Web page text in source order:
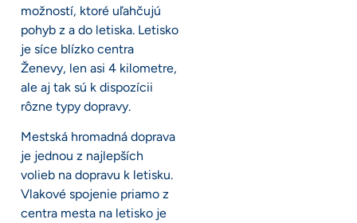
možností, ktoré uľahčujú
pohyb z a do letiska. Letisko
je síce blízko centra
Ženevy, len asi 4 kilometre,
ale aj tak sú k dispozícii
rôzne typy dopravy.
Mestská hromadná doprava
je jednou z najlepších
volieb na dopravu k letisku.
Vlakové spojenie priamo z
centra mesta na letisko je